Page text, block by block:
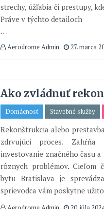
strechy, úžľabia či prestupy,
Práve v týchto detailoch
…
Aerodrome Admin 27. marca
Ako zvládnuť
Domácnosť Stavebné služby
Rekonštrukcia alebo
zdrvujúci proces. Zahŕňa
investovanie značného času
rôznych problémov.
bytu Bratislava je
sprievodca vám poskytne